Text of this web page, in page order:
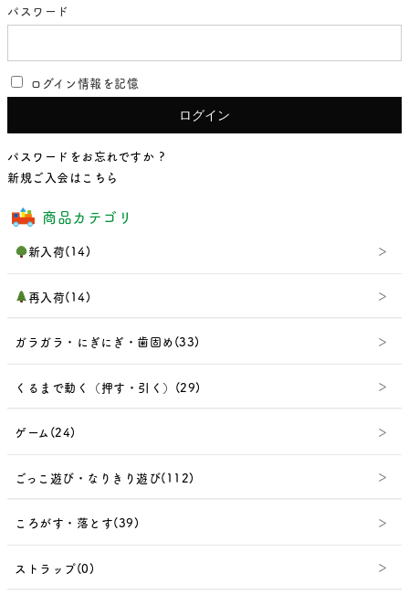
パスワード
ログイン情報を記憶
パスワードをお忘れですか ?
新規ご入会はこちら
商品カテゴリ
新入荷(14)
再入荷(14)
ガラガラ・にぎにぎ・歯固め(33)
くるまで動く（押す・引く）(29)
ゲーム(24)
ごっこ遊び・なりきり遊び(112)
ころがす・落とす(39)
ストラップ(0)